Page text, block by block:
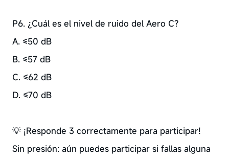
P6. ¿Cuál es el nivel de ruido del Aero C?
A. ≤50 dB
B. ≤57 dB
C. ≤62 dB
D. ≤70 dB
💡 ¡Responde 3 correctamente para participar!
Sin presión: aún puedes participar si fallas alguna